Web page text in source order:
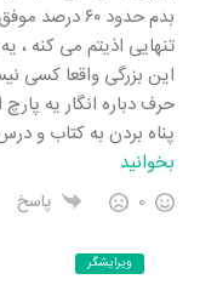
بدم حدود ۶۰
تنهایی اذیتم می کنه ،
این بزرگی واقعا کسی
حرف دباره انگار یه
پناه بردن به کتاب و
بخوانید
0 پاسخ
ویرایشگر